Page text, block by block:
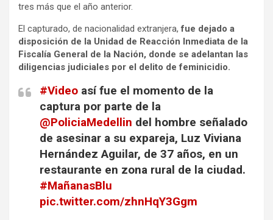
tres más que el año anterior.
El capturado, de nacionalidad extranjera,fue dejado a
disposición de la Unidad de Reacción Inmediata de la
Fiscalía General de la Nación, donde se adelantan las
diligencias judiciales por el delito de feminicidio.
#Video así fue el momento de la
captura por parte de la
@PoliciaMedellin del hombre señalado
de asesinar a su expareja, Luz Viviana
Hernández Aguilar, de 37 años, en un
restaurante en zona rural de la ciudad.
#MañanasBlu
pic.twitter.com/zhnHqY3Ggm